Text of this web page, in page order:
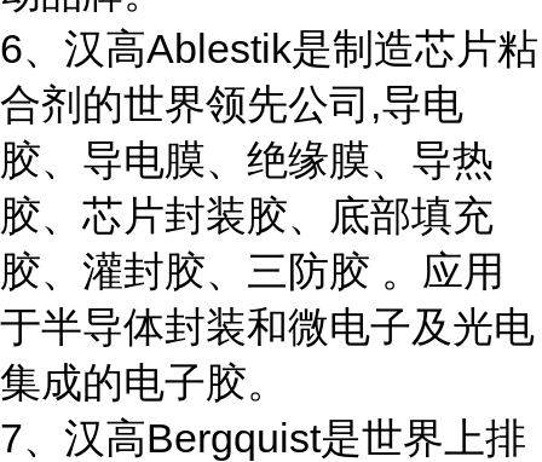
6、汉高Ablestik是制造芯片粘
合剂的世界领先公司,导电
胶、导电膜、绝缘膜、导热
胶、芯片封装胶、底部填充
胶、灌封胶、三防胶 。应用
于半导体封装和微电子及光电
集成的电子胶。
7、汉高Bergquist是世界上排